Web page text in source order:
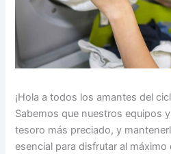
¡Hola a todos los amantes del
Sabemos que nuestros equipos
tesoro más preciado, y
esencial para disfrutar al